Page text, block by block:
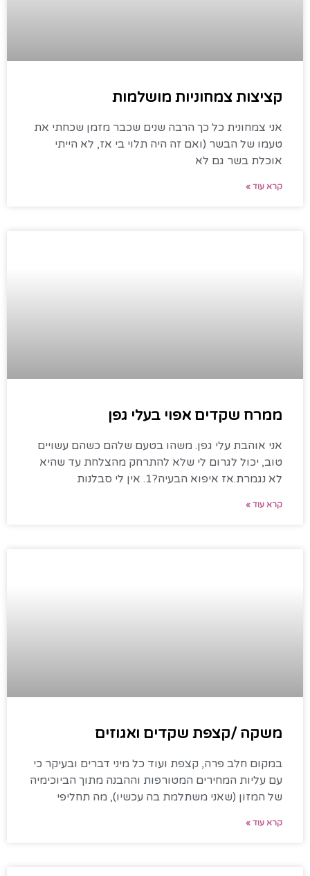
קציצות צמחוניות מושלמות
אני צמחונית כל כך הרבה שנים שכבר מזמן שכחתי את
טעמו של הבשר (ואם זה היה תלוי בי אז, לא הייתי
אוכלת בשר גם לא
קרא עוד »
ממרח שקדים אפוי בעלי גפן
אני אוהבת עלי גפן. משהו בטעם שלהם כשהם עשויים
טוב, יכול לגרום לי שלא להתרחק מהצלחת עד שהיא
לא נגמרת.אז איפוא הבעיה?1. אין לי סבלנות
קרא עוד »
משקה /קצפת שקדים ואגוזים
במקום חלב פרה, קצפת ועוד כל מיני דברים ובעיקר כי
עם עליות המחירים המטורפות וההבנה מתוך הביוכימיה
של המזון (שאני משתלמת בה עכשיו), מה תחליפי
קרא עוד »